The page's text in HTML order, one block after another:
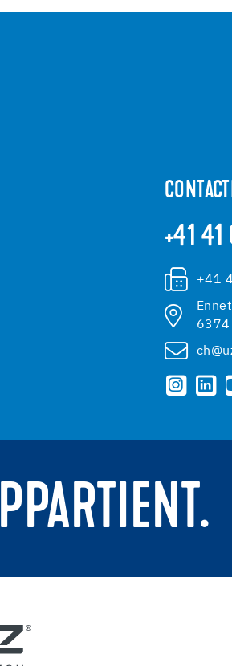
+41
+41
6374